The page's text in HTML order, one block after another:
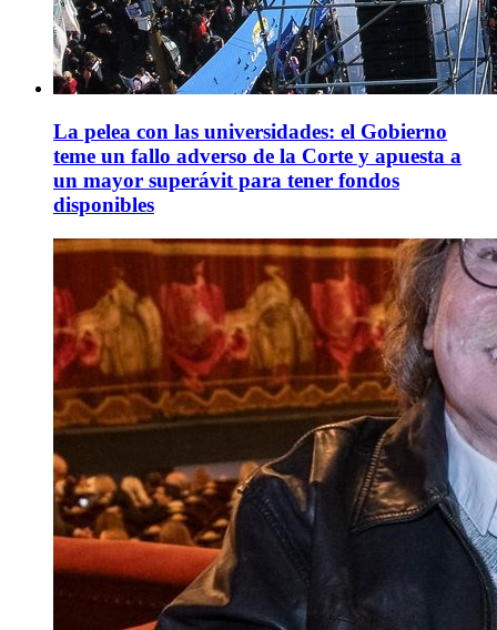
La pelea con las universidades: el Gobierno
teme un fallo adverso de la Corte y apuesta a
un mayor superávit para tener fondos
disponibles